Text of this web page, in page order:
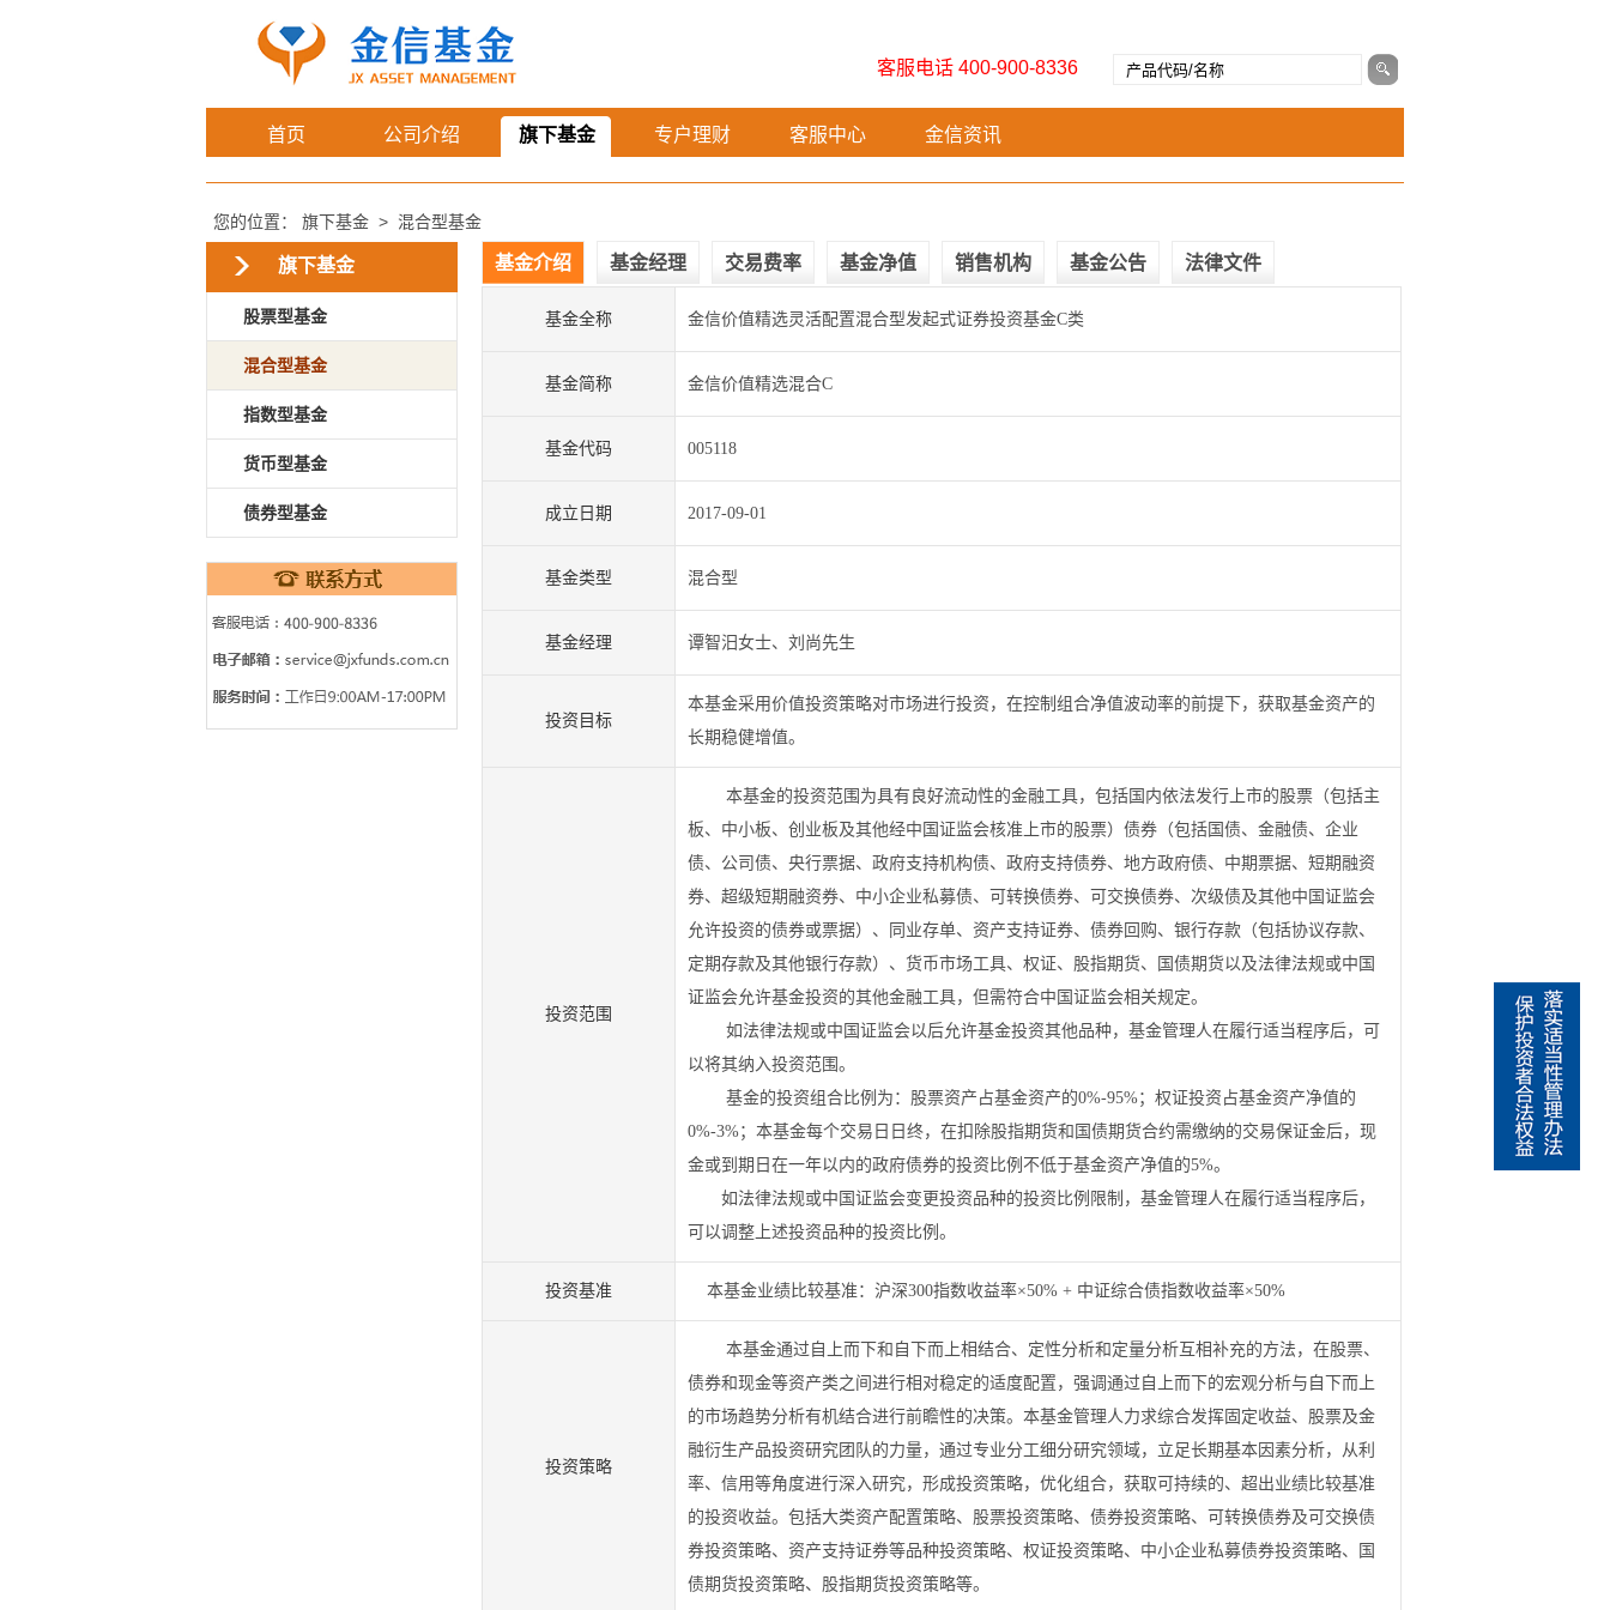
客服电话 400-900-8336
首页 公司介绍 旗下基金 专户理财 客服中心 金信资讯
您的位置： 旗下基金 > 混合型基金
旗下基金
股票型基金
混合型基金
指数型基金
货币型基金
债券型基金
基金介绍 基金经理 交易费率 基金净值 销售机构 基金公告 法律文件
基金全称 金信价值精选灵活配置混合型发起式证券投资基金C类
基金简称 金信价值精选混合C
基金代码 005118
成立日期 2017-09-01
基金类型 混合型
基金经理 谭智汨女士、刘尚先生
投资目标
本基金采用价值投资策略对市场进行投资，在控制组合净值波动率的前提下，获取基金资产的
长期稳健增值。
投资范围
本基金的投资范围为具有良好流动性的金融工具，包括国内依法发行上市的股票（包括主
板、中小板、创业板及其他经中国证监会核准上市的股票）债券（包括国债、金融债、企业
债、公司债、央行票据、政府支持机构债、政府支持债券、地方政府债、中期票据、短期融资
券、超级短期融资券、中小企业私募债、可转换债券、可交换债券、次级债及其他中国证监会
允许投资的债券或票据）、同业存单、资产支持证券、债券回购、银行存款（包括协议存款、
定期存款及其他银行存款）、货币市场工具、权证、股指期货、国债期货以及法律法规或中国
证监会允许基金投资的其他金融工具，但需符合中国证监会相关规定。
如法律法规或中国证监会以后允许基金投资其他品种，基金管理人在履行适当程序后，可
以将其纳入投资范围。
基金的投资组合比例为：股票资产占基金资产的0%-95%；权证投资占基金资产净值的
0%-3%；本基金每个交易日日终，在扣除股指期货和国债期货合约需缴纳的交易保证金后，现
金或到期日在一年以内的政府债券的投资比例不低于基金资产净值的5%。
如法律法规或中国证监会变更投资品种的投资比例限制，基金管理人在履行适当程序后，
可以调整上述投资品种的投资比例。
投资基准 本基金业绩比较基准：沪深300指数收益率×50% + 中证综合债指数收益率×50%
投资策略
本基金通过自上而下和自下而上相结合、定性分析和定量分析互相补充的方法，在股票、
债券和现金等资产类之间进行相对稳定的适度配置，强调通过自上而下的宏观分析与自下而上
的市场趋势分析有机结合进行前瞻性的决策。本基金管理人力求综合发挥固定收益、股票及金
融衍生产品投资研究团队的力量，通过专业分工细分研究领域，立足长期基本因素分析，从利
率、信用等角度进行深入研究，形成投资策略，优化组合，获取可持续的、超出业绩比较基准
的投资收益。包括大类资产配置策略、股票投资策略、债券投资策略、可转换债券及可交换债
券投资策略、资产支持证券等品种投资策略、权证投资策略、中小企业私募债券投资策略、国
债期货投资策略、股指期货投资策略等。